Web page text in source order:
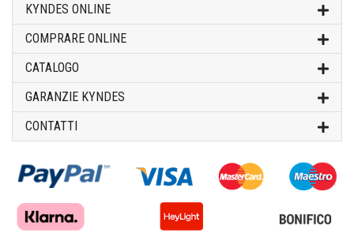
KYNDES ONLINE
COMPRARE ONLINE
CATALOGO
GARANZIE KYNDES
CONTATTI